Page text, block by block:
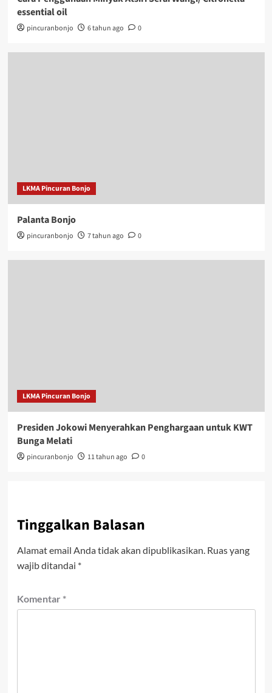
essential oil
pincuranbonjo 6 tahun ago 0
LKMA Pincuran Bonjo
Palanta Bonjo
pincuranbonjo 7 tahun ago 0
LKMA Pincuran Bonjo
Presiden Jokowi Menyerahkan Penghargaan untuk KWT
Bunga Melati
pincuranbonjo 11 tahun ago 0
Tinggalkan Balasan
Alamat email Anda tidak akan dipublikasikan. Ruas yang
wajib ditandai *
Komentar *